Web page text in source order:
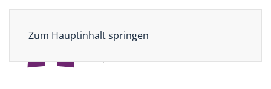
Zum Hauptinhalt springen